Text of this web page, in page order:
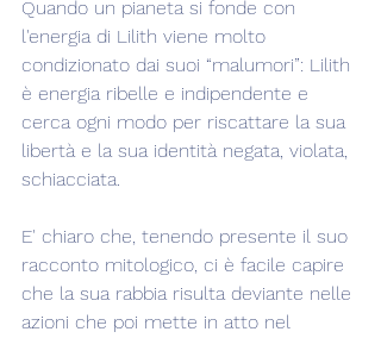
Quando un pianeta si fonde con
l'energia di Lilith viene molto
condizionato dai suoi “malumori”: Lilith
è energia ribelle e indipendente e
cerca ogni modo per riscattare la sua
libertà e la sua identità negata, violata,
schiacciata.
E' chiaro che, tenendo presente il suo
racconto mitologico, ci è facile capire
che la sua rabbia risulta deviante nelle
azioni che poi mette in atto nel